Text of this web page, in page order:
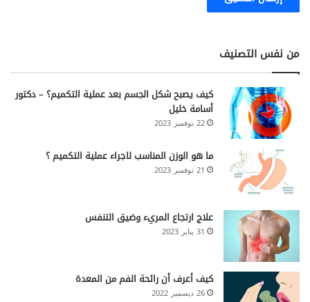
من نفس التصنيف
كيف يصبح شكل الجسم بعد عملية التكميم؟ – دكتور
أسامة خليل
22 نوفمبر 2023
ما هو الوزن المناسب لاجراء عملية التكميم ؟
21 نوفمبر 2023
علاج ارتجاع المريء وضيق التنفس
31 يناير 2023
كيف أعرف أن رائحة الفم من المعدة
26 ديسمبر 2022